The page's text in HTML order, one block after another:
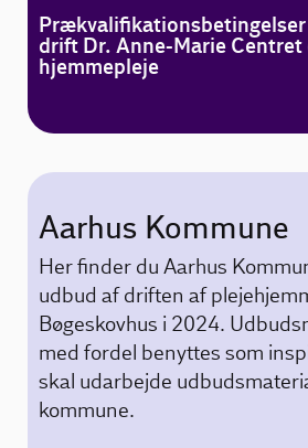
drift Dr. Anne-Marie Centret
hjemmepleje
Aarhus Kommune
Her finder du Aarhus
udbud af driften af
Bøgeskovhus i 2024.
med fordel benyttes som
skal udarbejde
kommune.